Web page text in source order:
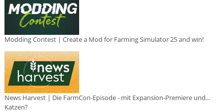
Modding Contest | Create a Mod for Farming Simulator 25 and win!
News Harvest | Die FarmCon-Episode - mit Expansion-Premiere und...
Katzen?